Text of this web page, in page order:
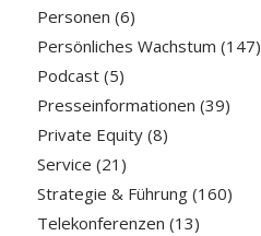
Personen (6)
Persönliches Wachstum (147)
Podcast(5)
Presseinformationen (39)
Private Equity(8)
Service (21)
Strategie & Führung(160)
Telekonferenzen (13)